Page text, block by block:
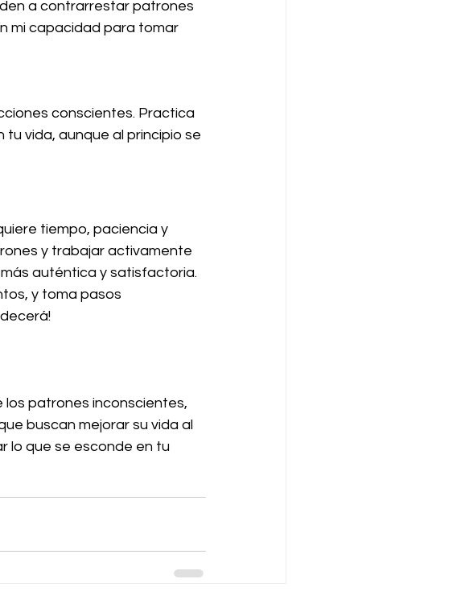
a contrarrestar patrones
mi capacidad para tomar
vida, aunque al principio se
tiempo, paciencia y
y trabajar activamente
auténtica y satisfactoria.
y toma pasos
los patrones inconscientes,
buscan mejorar su vida al
lo que se esconde en tu